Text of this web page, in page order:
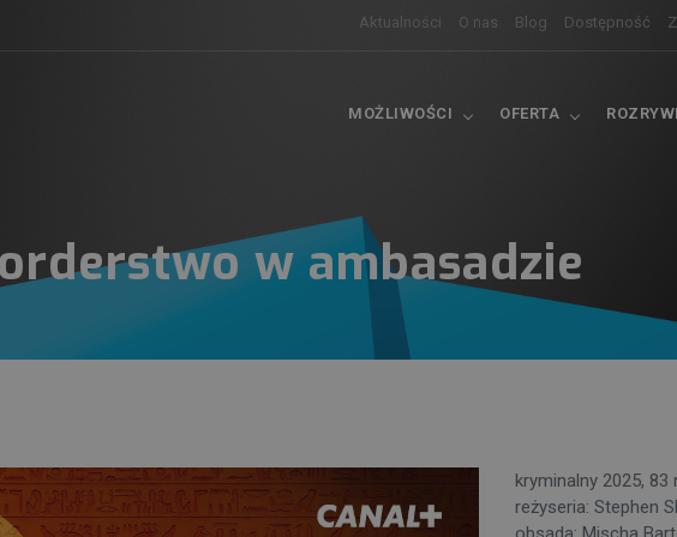
Aktualności O nas Blog Dostępność
MOŻLIWOŚCI OFERTA
w ambasadzie
kryminalny 2025, 83
reżyseria: Stephen